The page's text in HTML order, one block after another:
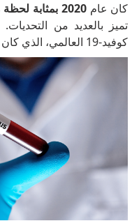
كان عام2020 بمثابة لحظة محورية لقطاع السياحة في مصر،
تميز بالعديد من التحديات.
كوفيد-19 العالمي، الذي كان له تأثير كبير وسلبي على الصناعة.